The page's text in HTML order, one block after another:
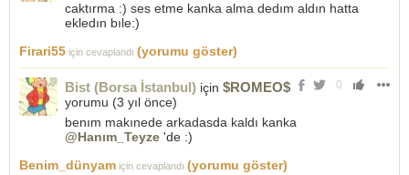
caktırma :) ses etme kanka alma dedım aldın hatta
ekledın bıle:)
Firari55 için cevaplandı (yorumu göster)
0
Bist (Borsa İstanbul) için $ROMEO$
yorumu (3 yıl önce)
benım makınede arkadasda kaldı kanka
@Hanım_Teyze 'de :)
Benim_dünyam için cevaplandı (yorumu göster)